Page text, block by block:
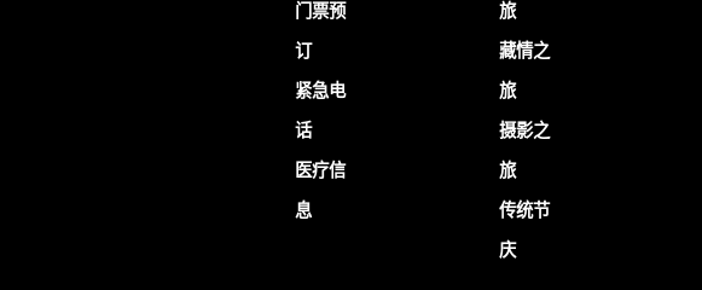
门票预
订
紧急电
话
医疗信
息
旅
藏情之
旅
摄影之
旅
传统节
庆